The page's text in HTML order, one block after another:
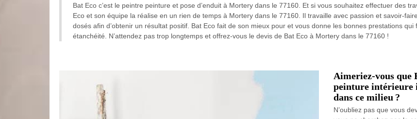
Bat Eco c’est le peintre peinture et pose d’enduit à Mortery dans le 77160. Et si vous souhaitez effectuer des
Eco et son équipe la réalise en un rien de temps à Mortery dans le 77160. Il travaille avec passion et savoir-
dosés afin d’obtenir un résultat positif. Bat Eco fait de son mieux pour et vous donne les bonnes prestations
étanchéité. N’attendez pas trop longtemps et offrez-vous le devis de Bat Eco à Mortery dans le 77160 !
Aimeriez-vous que
peinture intérieure
dans ce milieu ?
N’oubliez pas que vous